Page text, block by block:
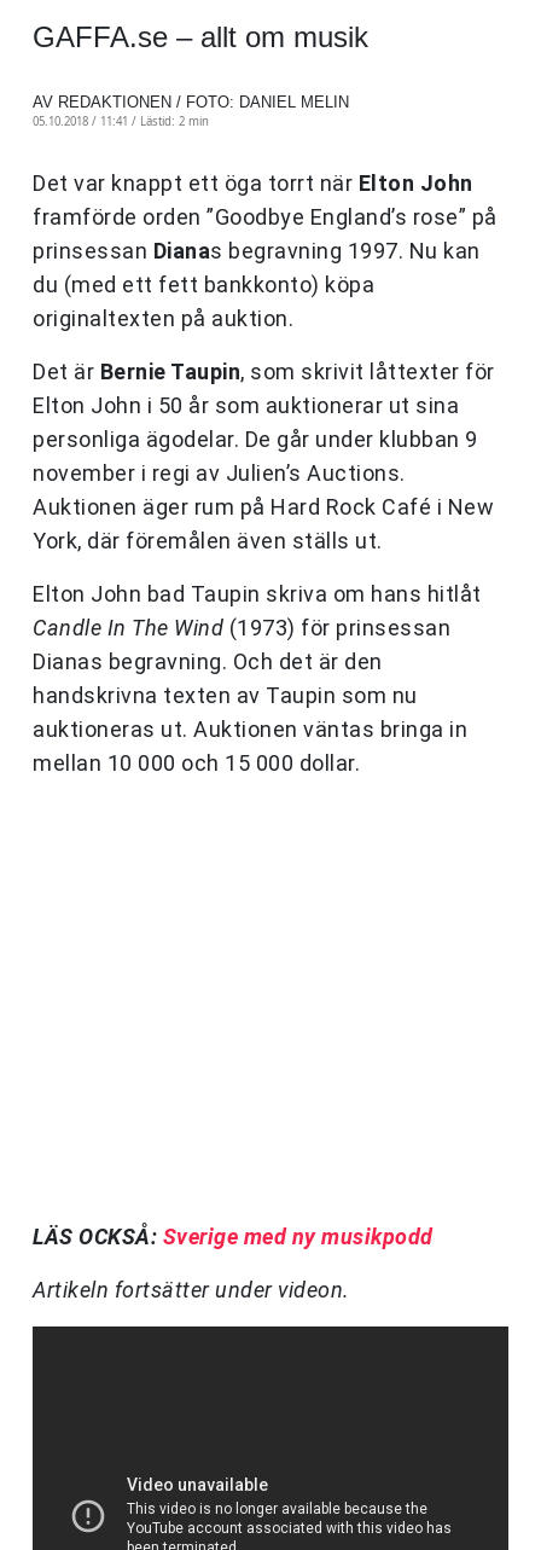
GAFFA.se – allt om musik
AV REDAKTIONEN / FOTO: DANIEL MELIN
05.10.2018 / 11:41 / Lästid: 2 min
Det var knappt ett öga torrt när Elton John
framförde orden ”Goodbye England’s rose” på
prinsessan Dianas begravning 1997. Nu kan
du (med ett fett bankkonto) köpa
originaltexten på auktion.
Det är Bernie Taupin, som skrivit låttexter för
Elton John i 50 år som auktionerar ut sina
personliga ägodelar. De går under klubban 9
november i regi av Julien’s Auctions.
Auktionen äger rum på Hard Rock Café i New
York, där föremålen även ställs ut.
Elton John bad Taupin skriva om hans hitlåt
Candle In The Wind (1973) för prinsessan
Dianas begravning. Och det är den
handskrivna texten av Taupin som nu
auktioneras ut. Auktionen väntas bringa in
mellan 10 000 och 15 000 dollar.
LÄS OCKSÅ: Sverige med ny musikpodd
Artikeln fortsätter under videon.